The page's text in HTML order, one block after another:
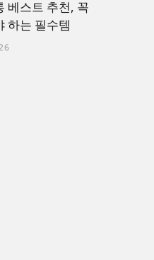
베스트 추천, 꼭
하는 필수템